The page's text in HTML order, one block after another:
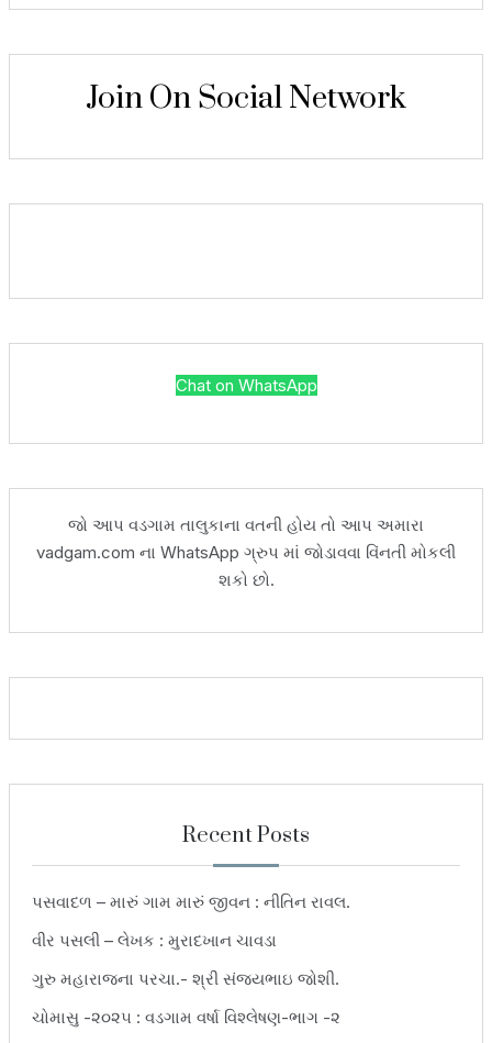
Join On Social Network
Chat on WhatsApp
જો આપ વડગામ તાલુકાના વતની હોય તો આપ અમારા
vadgam.com ના WhatsApp ગ્રુપ માં જોડાવવા વિંનતી મોકલી
શકો છો.
Recent Posts
પસવાદળ – મારું ગામ મારું જીવન : નીતિન રાવલ.
વીર પસલી – લેખક : મુરાદખાન ચાવડા
ગુરુ મહારાજના પરચા.- શ્રી સંજયભાઇ જોશી.
ચોમાસુ -૨૦૨૫ : વડગામ વર્ષા વિશ્લેષણ-ભાગ -૨